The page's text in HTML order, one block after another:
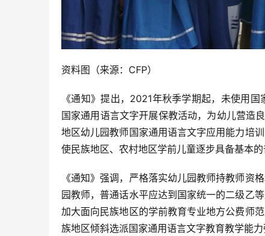
资料图（来源：CFP）
《通知》提出，2021年秋季学期起，未使用
国家通用语言文字开展保教活动，为幼儿营造
地区幼儿园教师国家通用语言文字应用能力培
使民族地区、农村地区学前儿童逐步具备基本
《通知》强调，严格落实幼儿园教师持教师资
园教师，普通话水平应达到国家统一的二级乙
加大面向民族地区的学前教育专业地方公费师
族地区倾斜选派国家通用语言文字教育教学能力